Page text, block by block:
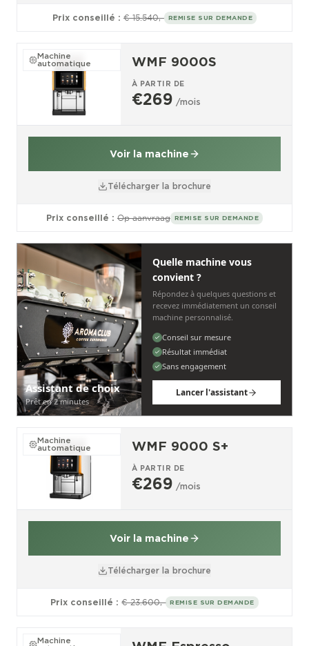
Prix conseillé : € 15.540,- REMISE SUR DEMANDE
Machine
automatique WMF 9000S
À PARTIR DE
€269 /mois
Voir la machine
Télécharger la brochure
Prix conseillé : Op aanvraag REMISE SUR DEMANDE
Assistant de choix
Prêt en 2 minutes
Quelle machine vous
convient ?
Répondez à quelques questions et
recevez immédiatement un conseil
machine personnalisé.
Conseil sur mesure
Résultat immédiat
Sans engagement
Lancer l'assistant
Machine
automatique WMF 9000 S+
À PARTIR DE
€269 /mois
Voir la machine
Télécharger la brochure
Prix conseillé : € 23.600,- REMISE SUR DEMANDE
Machine